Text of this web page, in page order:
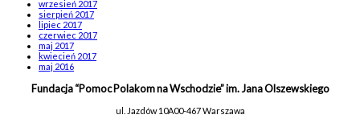
wrzesień 2017
sierpień 2017
lipiec 2017
czerwiec 2017
maj 2017
kwiecień 2017
maj 2016
Fundacja “Pomoc Polakom na Wschodzie” im. Jana Olszewskiego
ul. Jazdów 10A00-467 Warszawa